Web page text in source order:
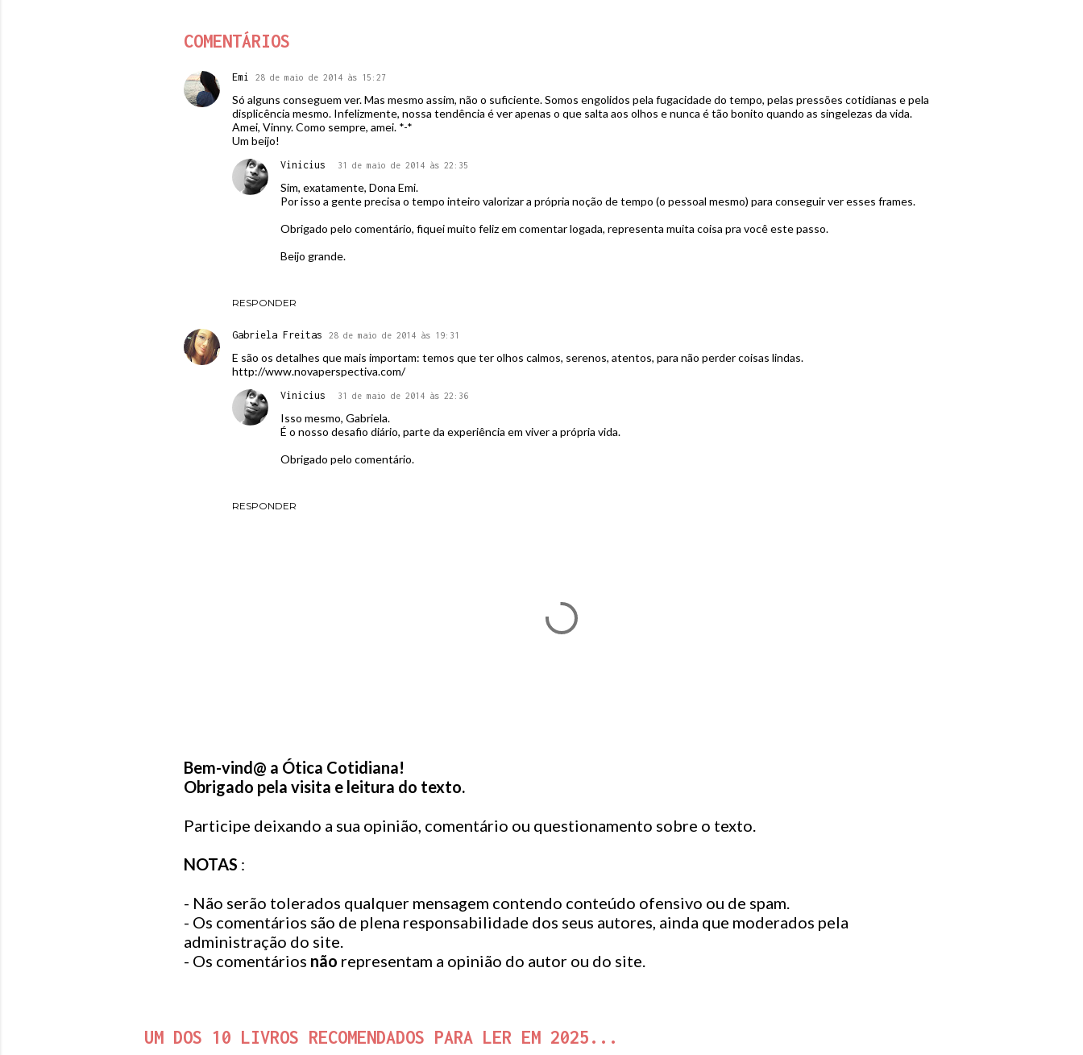
COMENTÁRIOS
Emi 28 de maio de 2014 às 15:27
Só alguns conseguem ver. Mas mesmo assim, não o suficiente. Somos engolidos pela fugacidade do tempo, pelas pressões cotidianas e pela
displicência mesmo. Infelizmente, nossa tendência é ver apenas o que salta aos olhos e nunca é tão bonito quando as singelezas da vida.
Amei, Vinny. Como sempre, amei. *-*
Um beijo!
RESPONDER
Vinicius 31 de maio de 2014 às 22:35
Sim, exatamente, Dona Emi.
Por isso a gente precisa o tempo inteiro valorizar a própria noção de tempo (o pessoal mesmo) para conseguir ver esses frames.
Obrigado pelo comentário, fiquei muito feliz em comentar logada, representa muita coisa pra você este passo.
Beijo grande.
Gabriela Freitas 28 de maio de 2014 às 19:31
E são os detalhes que mais importam: temos que ter olhos calmos, serenos, atentos, para não perder coisas lindas.
http://www.novaperspectiva.com/
RESPONDER
Vinicius 31 de maio de 2014 às 22:36
Isso mesmo, Gabriela.
É o nosso desafio diário, parte da experiência em viver a própria vida.
Obrigado pelo comentário.
P
s
a
u
m
c
o
t
Bem-vind@ a Ótica Cotidiana!
Obrigado pela visita e leitura do texto.
Participe deixando a sua opinião, comentário ou questionamento sobre o texto.
NOTAS :
- Não serão tolerados qualquer mensagem contendo conteúdo ofensivo ou de spam.
- Os comentários são de plena responsabilidade dos seus autores, ainda que moderados pela
administração do site.
- Os comentários não representam a opinião do autor ou do site.
UM DOS 10 LIVROS RECOMENDADOS PARA LER EM 2025...